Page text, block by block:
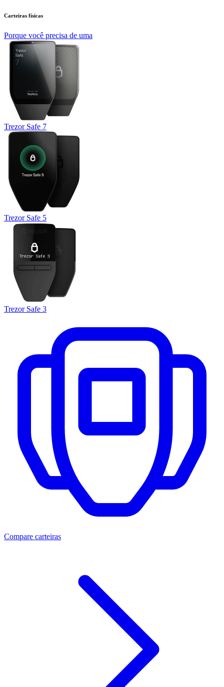
Carteiras físicas
Porque você precisa de uma
Trezor Safe 7
Trezor Safe 5
Trezor Safe 3
Compare carteiras